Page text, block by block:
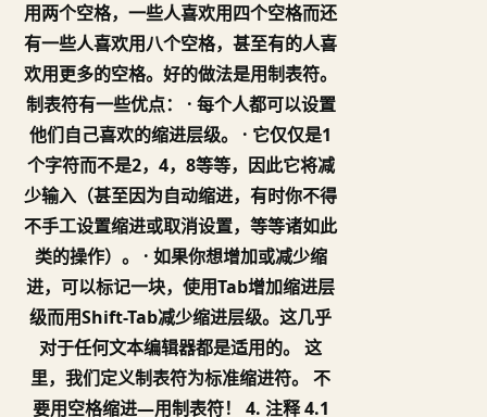
用两个空格，一些人喜欢用四个空格而还
有一些人喜欢用八个空格，甚至有的人喜
欢用更多的空格。好的做法是用制表符。
制表符有一些优点： · 每个人都可以设置
他们自己喜欢的缩进层级。 · 它仅仅是1
个字符而不是2，4，8等等，因此它将减
少输入（甚至因为自动缩进，有时你不得
不手工设置缩进或取消设置，等等诸如此
类的操作）。 · 如果你想增加或减少缩
进，可以标记一块，使用Tab增加缩进层
级而用Shift-Tab减少缩进层级。这几乎
对于任何文本编辑器都是适用的。 这
里，我们定义制表符为标准缩进符。 不
要用空格缩进—用制表符！ 4. 注释 4.1